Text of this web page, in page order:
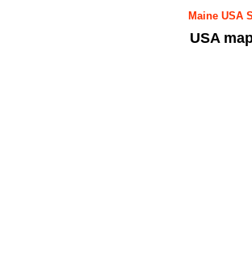
Maine USA
USA